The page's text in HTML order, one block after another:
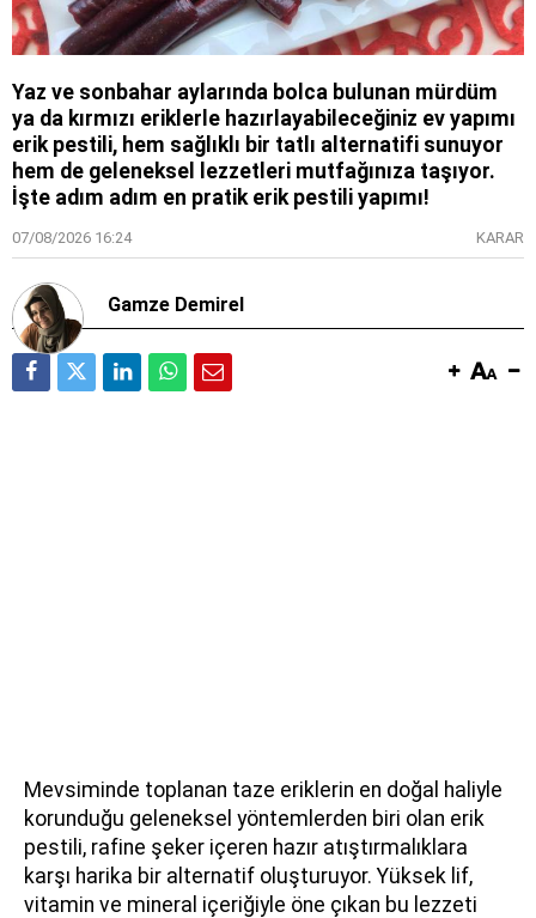
Yaz ve sonbahar aylarında bolca bulunan mürdüm
ya da kırmızı eriklerle hazırlayabileceğiniz ev yapımı
erik pestili, hem sağlıklı bir tatlı alternatifi sunuyor
hem de geleneksel lezzetleri mutfağınıza taşıyor.
İşte adım adım en pratik erik pestili yapımı!
07/08/2026 16:24 KARAR
Gamze Demirel
Mevsiminde toplanan taze eriklerin en doğal haliyle
korunduğu geleneksel yöntemlerden biri olan erik
pestili, rafine şeker içeren hazır atıştırmalıklara
karşı harika bir alternatif oluşturuyor. Yüksek lif,
vitamin ve mineral içeriğiyle öne çıkan bu lezzeti